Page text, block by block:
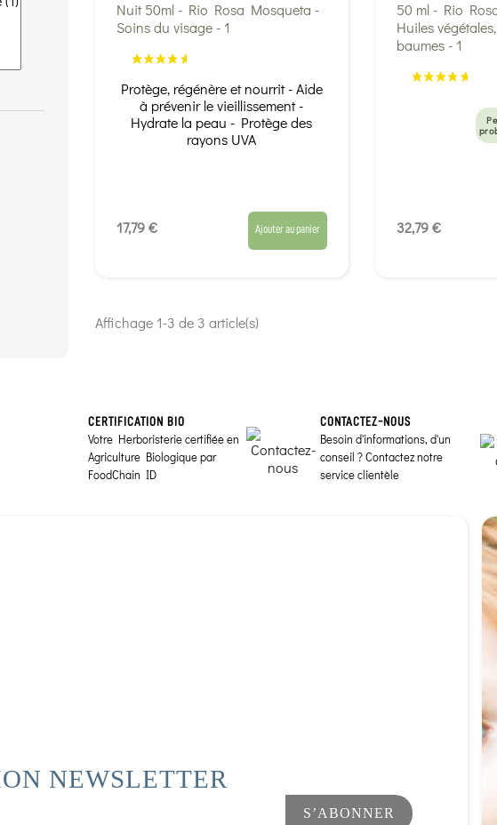
Protège, régénère et nourrit - Aide
à prévenir le vieillissement -
Hydrate la peau - Protège des
rayons UVA
17,79 € Ajouter au panier 32,79 €
Affichage 1-3 de 3 article(s)
CERTIFICATION BIO
Votre Herboristerie certifiée en
Agriculture Biologique par
FoodChain ID
CONTACTEZ-NOUS
Besoin d'informations, d'un
conseil ? Contactez notre
service clientèle
NEWSLETTER